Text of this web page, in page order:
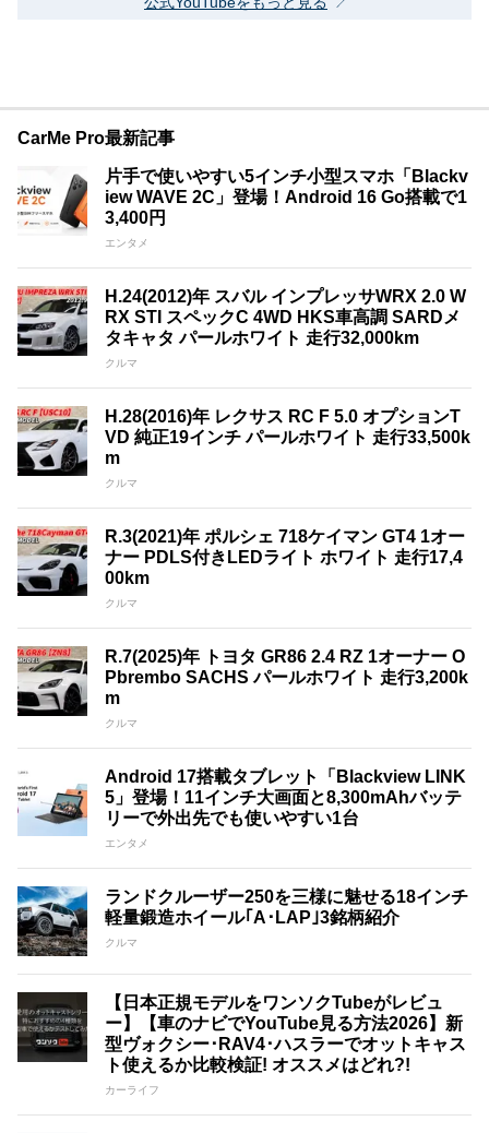
CarMe Pro最新記事
片手で使いやすい5インチ小型スマホ「Blackv
iew WAVE 2C」登場！Android 16 Go搭載で1
3,400円
エンタメ
H.24(2012)年 スバル インプレッサWRX 2.0 W
RX STI スペックC 4WD HKS車高調 SARDメ
タキャタ パールホワイト 走行32,000km
クルマ
H.28(2016)年 レクサス RC F 5.0 オプションT
VD 純正19インチ パールホワイト 走行33,500k
m
クルマ
R.3(2021)年 ポルシェ 718ケイマン GT4 1オー
ナー PDLS付きLEDライト ホワイト 走行17,4
00km
クルマ
R.7(2025)年 トヨタ GR86 2.4 RZ 1オーナー O
Pbrembo SACHS パールホワイト 走行3,200k
m
クルマ
Android 17搭載タブレット「Blackview LINK
5」登場！11インチ大画面と8,300mAhバッテ
リーで外出先でも使いやすい1台
エンタメ
ランドクルーザー250を三様に魅せる18インチ
軽量鍛造ホイール｢A･LAP｣3銘柄紹介
クルマ
【日本正規モデルをワンソクTubeがレビュ
ー】【車のナビでYouTube見る方法2026】新
型ヴォクシー･RAV4･ハスラーでオットキャス
ト使えるか比較検証! オススメはどれ?!
カーライフ